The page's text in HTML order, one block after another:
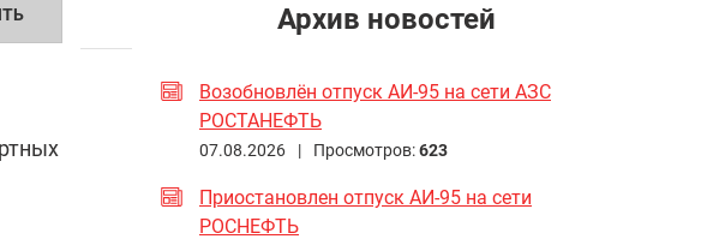
Архив новостей
Возобновлён отпуск АИ-95 на сети АЗС
РОСТАНЕФТЬ
07.08.2026 | Просмотров:623
Приостановлен отпуск АИ-95 на сети
РОСНЕФТЬ